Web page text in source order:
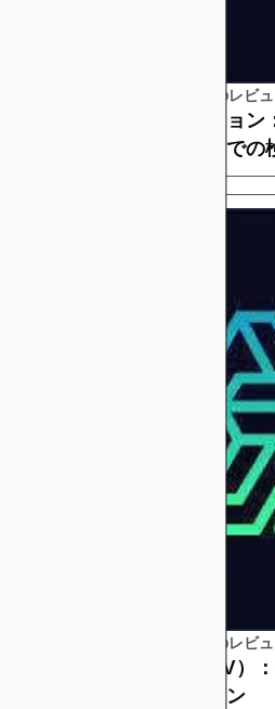
プラットフォームとツールのレビ
測定とアトリビューショ
からコンバージョンまで
プラットフォームとツールのレビ
コネクテッドTV（CTV）
測定可能なアテンション